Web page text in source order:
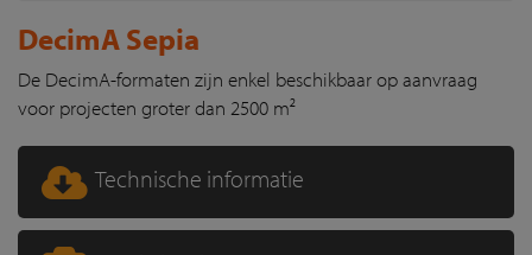
DecimA Sepia
De DecimA-formaten zijn enkel beschikbaar op aanvraag
voor projecten groter dan 2500 m²
Technische informatie